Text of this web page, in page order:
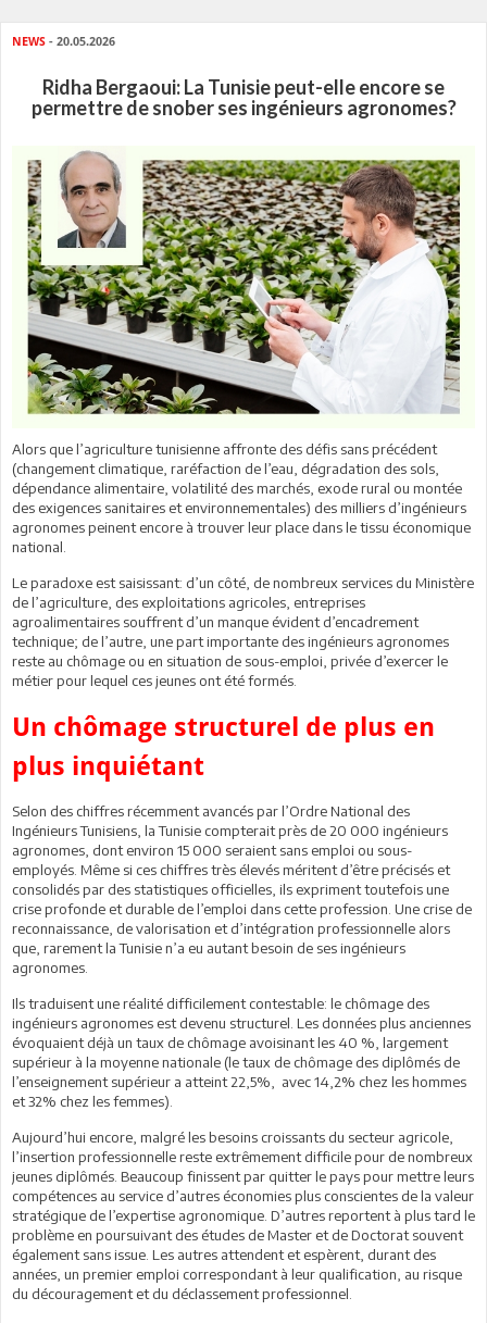
NEWS - 20.05.2026
Ridha Bergaoui: La Tunisie peut-elle encore se
permettre de snober ses ingénieurs agronomes?
Alors que l’agriculture tunisienne affronte des défis sans précédent
(changement climatique, raréfaction de l’eau, dégradation des sols,
dépendance alimentaire, volatilité des marchés, exode rural ou montée
des exigences sanitaires et environnementales) des milliers d’ingénieurs
agronomes peinent encore à trouver leur place dans le tissu économique
national.
Le paradoxe est saisissant: d’un côté, de nombreux services du Ministère
de l’agriculture, des exploitations agricoles, entreprises
agroalimentaires souffrent d’un manque évident d’encadrement
technique; de l’autre, une part importante des ingénieurs agronomes
reste au chômage ou en situation de sous-emploi, privée d’exercer le
métier pour lequel ces jeunes ont été formés.
Un chômage structurel de plus en
plus inquiétant
Selon des chiffres récemment avancés par l’Ordre National des
Ingénieurs Tunisiens, la Tunisie compterait près de 20 000 ingénieurs
agronomes, dont environ 15 000 seraient sans emploi ou sous-
employés. Même si ces chiffres très élevés méritent d’être précisés et
consolidés par des statistiques officielles, ils expriment toutefois une
crise profonde et durable de l’emploi dans cette profession. Une crise de
reconnaissance, de valorisation et d’intégration professionnelle alors
que, rarement la Tunisie n’a eu autant besoin de ses ingénieurs
agronomes.
Ils traduisent une réalité difficilement contestable: le chômage des
ingénieurs agronomes est devenu structurel. Les données plus anciennes
évoquaient déjà un taux de chômage avoisinant les 40 %, largement
supérieur à la moyenne nationale (le taux de chômage des diplômés de
l’enseignement supérieur a atteint 22,5%, avec 14,2% chez les hommes
et 32% chez les femmes).
Aujourd’hui encore, malgré les besoins croissants du secteur agricole,
l’insertion professionnelle reste extrêmement difficile pour de nombreux
jeunes diplômés. Beaucoup finissent par quitter le pays pour mettre leurs
compétences au service d’autres économies plus conscientes de la valeur
stratégique de l’expertise agronomique. D’autres reportent à plus tard le
problème en poursuivant des études de Master et de Doctorat souvent
également sans issue. Les autres attendent et espèrent, durant des
années, un premier emploi correspondant à leur qualification, au risque
du découragement et du déclassement professionnel.